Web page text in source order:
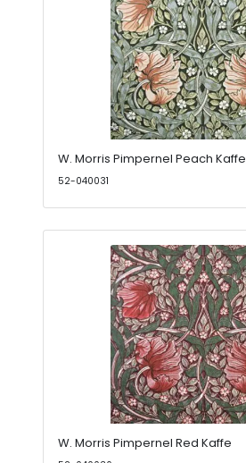
W. Morris Pimpernel Peach Kaffe
52-040031
W. Morris Pimpernel Red Kaffe